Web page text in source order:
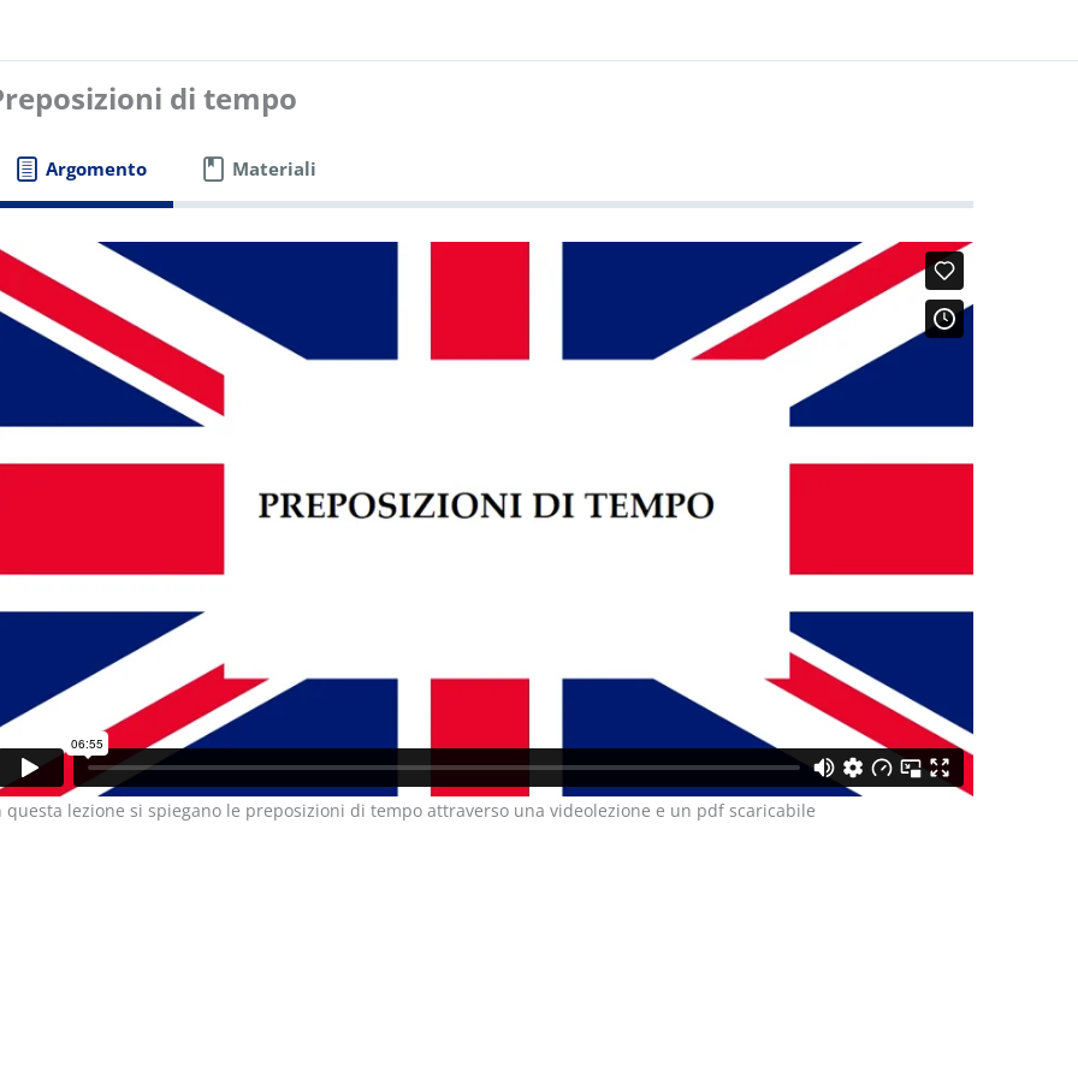
di tempo
Argomento Materiali
questa lezione si spiegano le preposizioni di tempo attraverso una videolezione e un pdf scaricabile